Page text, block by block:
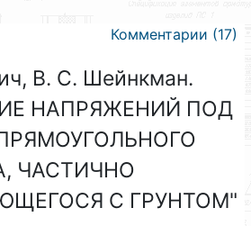
Комментарии (17)
В. С. Шейнкман.
НАПРЯЖЕНИЙ ПОД
ЧАСТИЧНО
С ГРУНТОМ"